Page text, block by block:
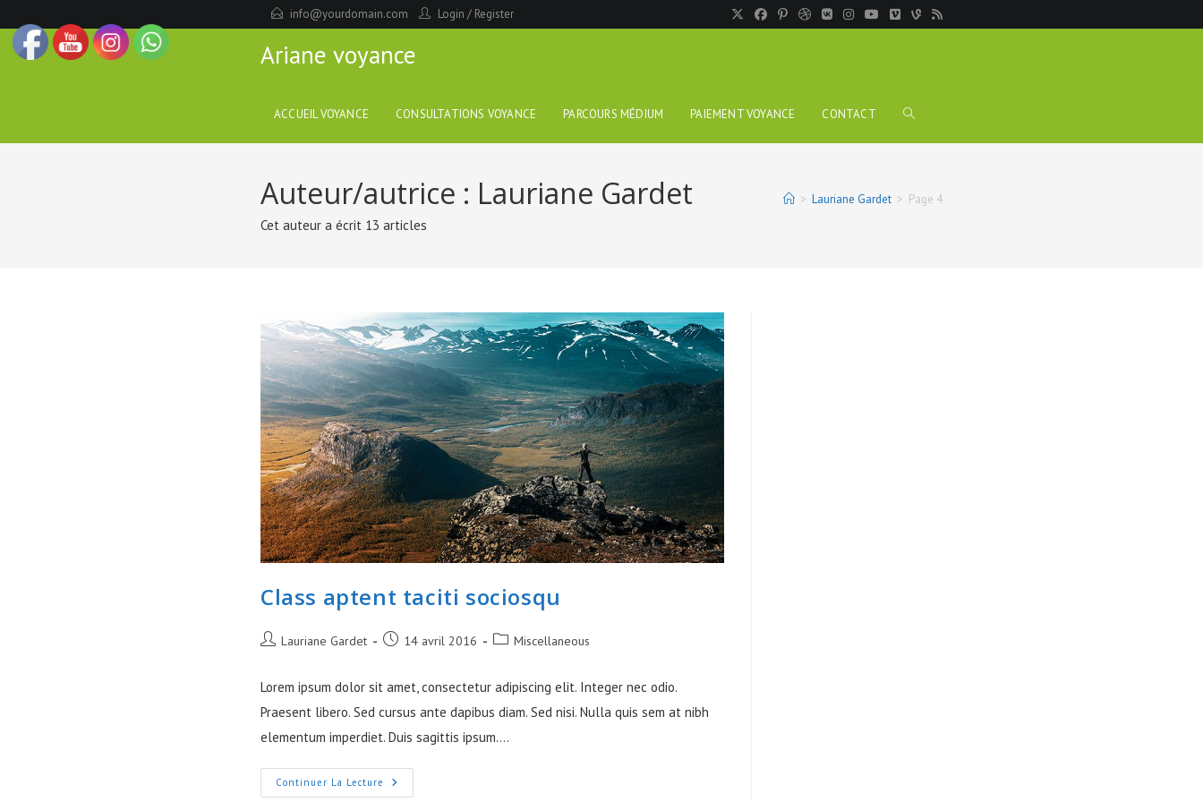
to
content
info@yourdomain.com Login / Register
Ariane voyance
ACCUEIL VOYANCE CONSULTATIONS VOYANCE PARCOURS MÉDIUM PAIEMENT VOYANCE CONTACT TOGGLE
Auteur/autrice : Lauriane Gardet
Cet auteur a écrit 13 articles
> Lauriane Gardet > Page 4
Class aptent taciti sociosqu
Auteur/autrice
publication :
Lauriane Gardet
Publication
14 avril 2016
PostMiscellaneous
Lorem ipsum dolor sit amet, consectetur adipiscing elit. Integer nec odio.
Praesent libero. Sed cursus ante dapibus diam. Sed nisi. Nulla quis sem at nibh
elementum imperdiet. Duis sagittis ipsum.…
Continuer La Lecture Class
Aptent